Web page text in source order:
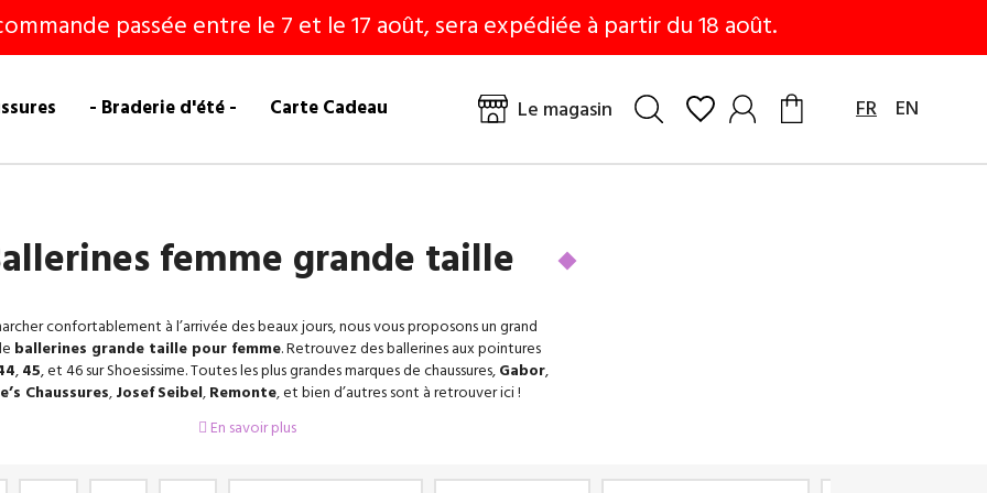
passée entre le 7 et le 17 août, sera expédiée à partir du 18 août.
- Braderie d'été - Carte Cadeau Le magasin FR EN
femme grande taille
confortablement à l’arrivée des beaux jours, nous vous proposons un grand
ballerines grande taille pour femme. Retrouvez des ballerines aux pointures
,45, et 46 sur Shoesissime. Toutes les plus grandes marques de chaussures,Gabor,
Chaussures,JosefSeibel,Remonte, et bien d’autres sont à retrouver ici !
des ballerines noires, colorées, brillantes ou encore à velours. Retrouvez
une collection de ballerines en cuir, plates, compensées, à talonnettes, ou en
En savoir plus